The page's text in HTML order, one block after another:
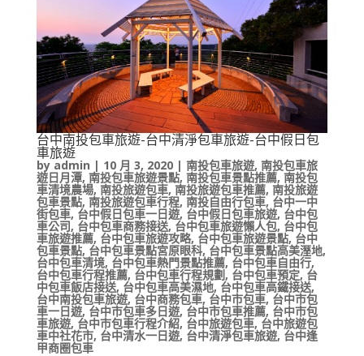
台中南投包車旅遊-台中清淨包車旅遊-台中假日包
車旅遊
by admin | 10 月 3, 2020| 南投包車旅遊, 南投包車旅
遊日月潭, 南投包車旅遊景點, 南投包車景點推薦, 南投包
車清境農場, 南投旅遊包車, 南投旅遊包車推薦, 南投旅遊
包車景點, 南投旅遊包車行程, 南投自由行包車, 台中一中
街包車, 台中假日包車一日遊, 台中假日包車旅遊, 台中包
車公司, 台中包車商務接送, 台中包車旅遊懶人包, 台中包
車旅遊推薦, 台中包車旅遊攻略, 台中包車旅遊景點, 台中
包車景點, 台中包車景點宮原眼科, 台中包車景點高美溼地,
台中包車清境, 台中包車熱門景點推薦, 台中包車自由行,
台中包車行程推薦, 台中包車行程規劃, 台中包車預定, 台
中包車飯店接送, 台中包車高美濕地, 台中包車高鐵接送,
台中南投包車旅遊, 台中商務包車, 台中市包車, 台中市包
車一日遊, 台中市包車多日遊, 台中市包車推薦, 台中市包
車旅遊, 台中市包車行程介紹, 台中旅遊包車, 台中旅遊包
車中社花市, 台中清水一日遊, 台中清淨包車旅遊, 台中逢
甲商圈包車